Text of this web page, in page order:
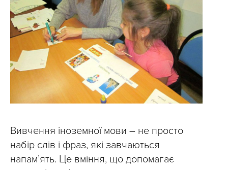
Вивчення іноземної мови – не просто
набір слів і фраз, які завчаються
напам’ять. Це вміння, що допомагає